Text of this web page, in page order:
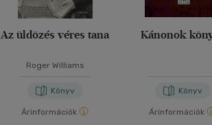
Az üldözés véres tana
Roger Williams
Könyv
Árinformációk
Kánonok
Könyv
Árinformációk